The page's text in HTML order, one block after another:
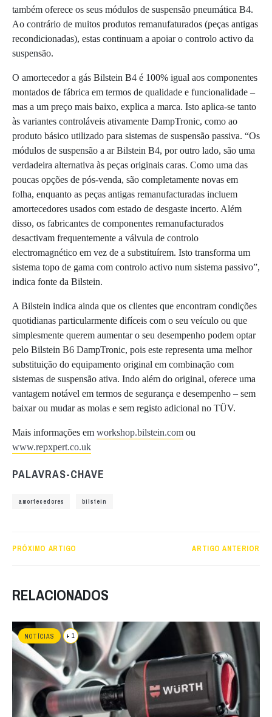
também oferece os seus módulos de suspensão pneumática B4.
Ao contrário de muitos produtos remanufaturados (peças antigas
recondicionadas), estas continuam a apoiar o controlo activo da
suspensão.
O amortecedor a gás Bilstein B4 é 100% igual aos componentes
montados de fábrica em termos de qualidade e funcionalidade –
mas a um preço mais baixo, explica a marca. Isto aplica-se tanto
às variantes controláveis ativamente DampTronic, como ao
produto básico utilizado para sistemas de suspensão passiva. “Os
módulos de suspensão a ar Bilstein B4, por outro lado, são uma
verdadeira alternativa às peças originais caras. Como uma das
poucas opções de pós-venda, são completamente novas em
folha, enquanto as peças antigas remanufacturadas incluem
amortecedores usados com estado de desgaste incerto. Além
disso, os fabricantes de componentes remanufacturados
desactivam frequentemente a válvula de controlo
electromagnético em vez de a substituírem. Isto transforma um
sistema topo de gama com controlo activo num sistema passivo”,
indica fonte da Bilstein.
A Bilstein indica ainda que os clientes que encontram condições
quotidianas particularmente difíceis com o seu veículo ou que
simplesmente querem aumentar o seu desempenho podem optar
pelo Bilstein B6 DampTronic, pois este representa uma melhor
substituição do equipamento original em combinação com
sistemas de suspensão ativa. Indo além do original, oferece uma
vantagem notável em termos de segurança e desempenho – sem
baixar ou mudar as molas e sem registo adicional no TÜV.
Mais informações em workshop.bilstein.com ou
www.repxpert.co.uk
PALAVRAS-CHAVE
amortecedores bilstein
PRÓXIMO ARTIGO ARTIGO ANTERIOR
RELACIONADOS
NOTÍCIAS + 1